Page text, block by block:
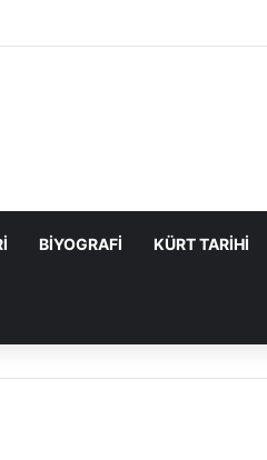
BIYOGRAFI KÜRT TARIHI